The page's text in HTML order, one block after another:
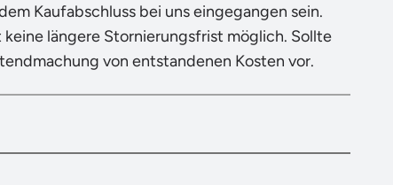
Kaufabschluss bei uns eingegangen sein.
längere Stornierungsfrist möglich. Sollte
von entstandenen Kosten vor.